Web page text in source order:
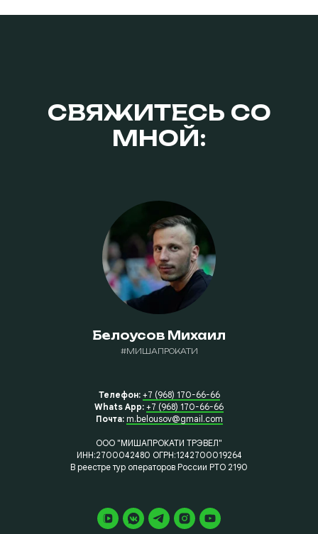
СВЯЖИТЕСЬ СО
МНОЙ:
Белоусов Михаил
#МИШАПРОКАТИ
Телефон: +7 (968) 170-66-66
Whats App: +7 (968) 170-66-66
Почта: m.belousov@gmail.com
ООО "МИШАПРОКАТИ ТРЭВЕЛ"
ИНН:2700042480 ОГРН:1242700019264
В реестре тур операторов России РТО 2190